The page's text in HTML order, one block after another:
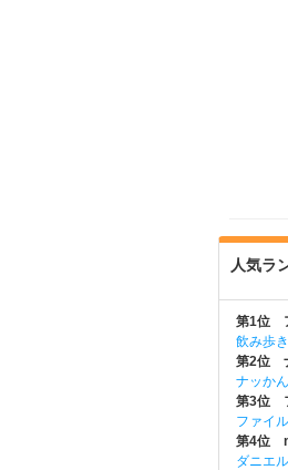
人気ラ
第1位
飲み歩
第2位
ナッか
第3位
ファイ
第4位
ダニエ